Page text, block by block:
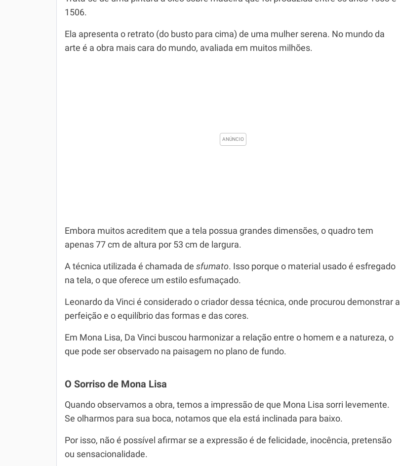
1506.
Ela apresenta o retrato (do busto para cima) de uma mulher serena. No mundo da
arte é a obra mais cara do mundo, avaliada em muitos milhões.
Embora muitos acreditem que a tela possua grandes dimensões, o quadro tem
apenas 77 cm de altura por 53 cm de largura.
A técnica utilizada é chamada de sfumato. Isso porque o material usado é esfregado
na tela, o que oferece um estilo esfumaçado.
Leonardo da Vinci é considerado o criador dessa técnica, onde procurou demonstrar a
perfeição e o equilíbrio das formas e das cores.
Em Mona Lisa, Da Vinci buscou harmonizar a relação entre o homem e a natureza, o
que pode ser observado na paisagem no plano de fundo.
O Sorriso de Mona Lisa
Quando observamos a obra, temos a impressão de que Mona Lisa sorri levemente.
Se olharmos para sua boca, notamos que ela está inclinada para baixo.
Por isso, não é possível afirmar se a expressão é de felicidade, inocência, pretensão
ou sensacionalidade.